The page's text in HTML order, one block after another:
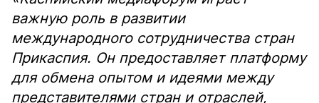
важную роль в развитии
международного сотрудничества стран
Прикаспия. Он предоставляет платформу
для обмена опытом и идеями между
представителями стран и отраслей,